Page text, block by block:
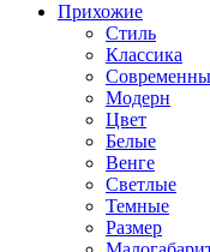
Прихожие
Стиль
Классика
Модерн
Цвет
Белые
Венге
Светлые
Темные
Размер